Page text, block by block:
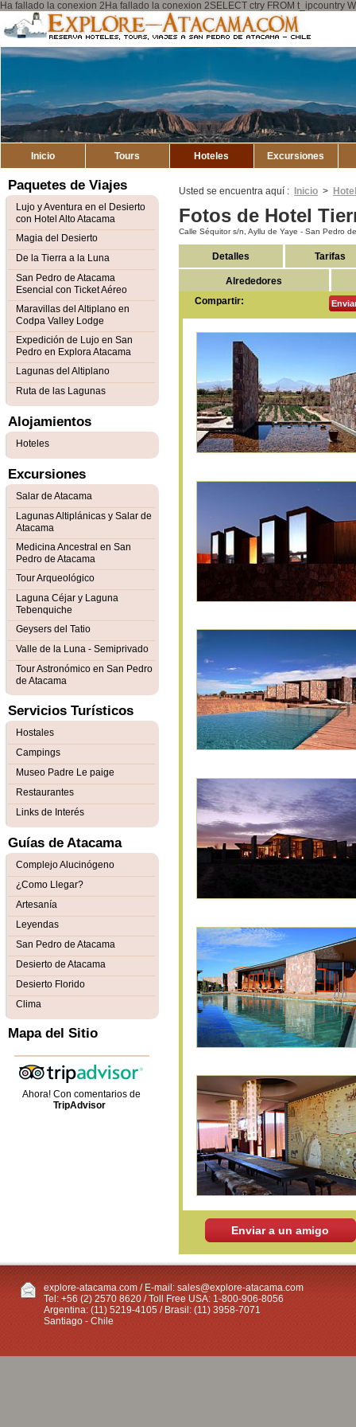
Ha fallado la conexion 2Ha fallado la conexion 2SELECT ctry FROM t_ipcountry
Mapa del Sitio
Inicio Tours Hoteles Excursiones
Usted se encuentra aquí : Inicio >
Fotos de Hotel
Calle Séquitor s/n, Ayllu de Yaye - San Pedro
Detalles Tarifas
Alrededores
Compartir:
Enviar a un amigo
Paquetes de Viajes
Lujo y Aventura en el Desierto
con Hotel Alto Atacama
Magia del Desierto
De la Tierra a la Luna
San Pedro de Atacama
Esencial con Ticket Aéreo
Maravillas del Altiplano en
Codpa Valley Lodge
Expedición de Lujo en San
Pedro en Explora Atacama
Lagunas del Altiplano
Ruta de las Lagunas
Alojamientos
Hoteles
Excursiones
Salar de Atacama
Lagunas Altiplánicas y Salar de
Atacama
Medicina Ancestral en San
Pedro de Atacama
Tour Arqueológico
Laguna Céjar y Laguna
Tebenquiche
Geysers del Tatio
Valle de la Luna - Semiprivado
Tour Astronómico en San Pedro
de Atacama
Servicios Turísticos
Hostales
Campings
Museo Padre Le paige
Restaurantes
Links de Interés
Guías de Atacama
Complejo Alucinógeno
¿Como Llegar?
Artesanía
Leyendas
San Pedro de Atacama
Desierto de Atacama
Desierto Florido
Clima
Mapa del Sitio
Ahora! Con comentarios de
TripAdvisor
explore-atacama.com / E-mail: sales@explore-atacama.com
Tel: +56 (2) 2570 8620 / Toll Free USA: 1-800-906-8056
Argentina: (11) 5219-4105 / Brasil: (11) 3958-7071
Santiago - Chile